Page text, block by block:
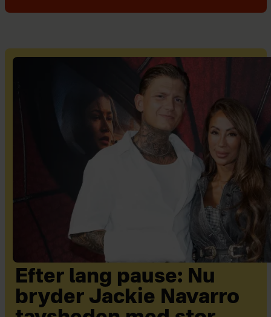
Efter lang pause: Nu
bryder Jackie Navarro